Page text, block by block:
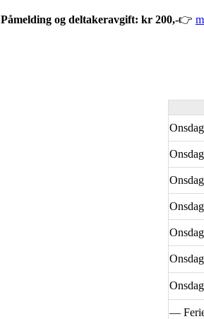
Påmelding og deltakeravgift: kr 200,-👉
—